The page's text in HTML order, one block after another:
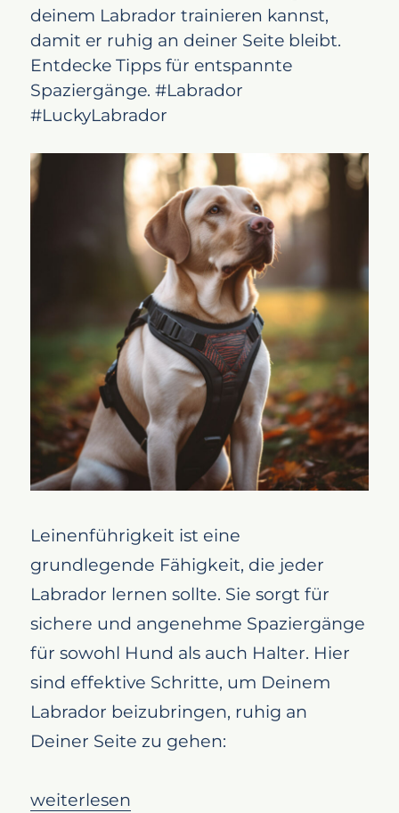
deinem Labrador trainieren kannst,
damit er ruhig an deiner Seite bleibt.
Entdecke Tipps für entspannte
Spaziergänge. #Labrador
#LuckyLabrador
Leinenführigkeit ist eine
grundlegende Fähigkeit, die jeder
Labrador lernen sollte. Sie sorgt für
sichere und angenehme Spaziergänge
für sowohl Hund als auch Halter. Hier
sind effektive Schritte, um Deinem
Labrador beizubringen, ruhig an
Deiner Seite zu gehen:
„Leinenführigkeit: So bleibt Dein Labrador
weiterlesen